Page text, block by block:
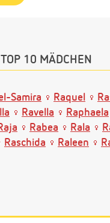
TOP 10 MÄDCHEN
Samira Raquel
Ravella Raphaela
Rabea Rala
Raschida Raleen